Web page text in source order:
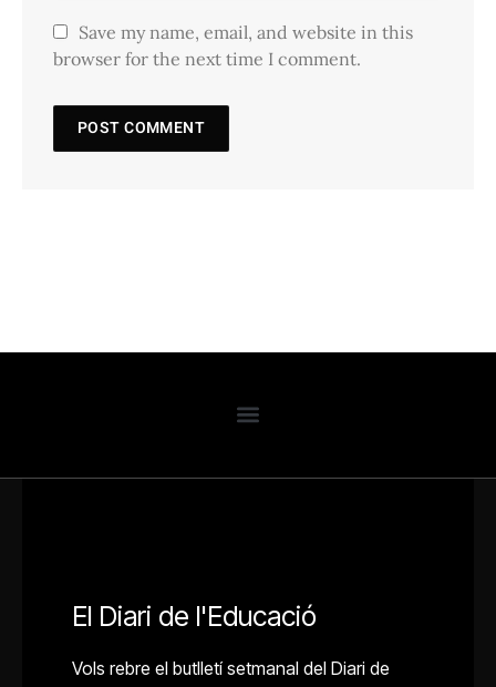
Save my name, email, and website in this
browser for the next time I comment.